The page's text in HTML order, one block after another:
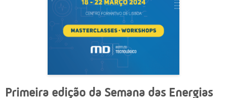
Primeira edição da Semana das Energias